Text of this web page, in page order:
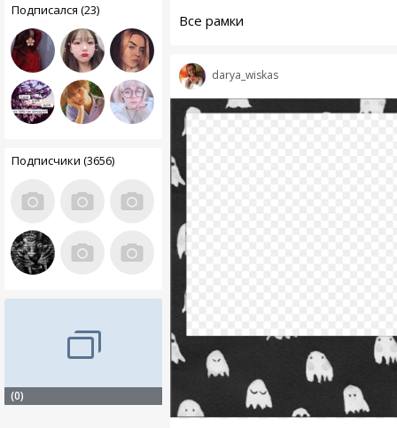
Подписался (23)
Подписчики (3656)
(0)
Все рамки
darya_wiskas